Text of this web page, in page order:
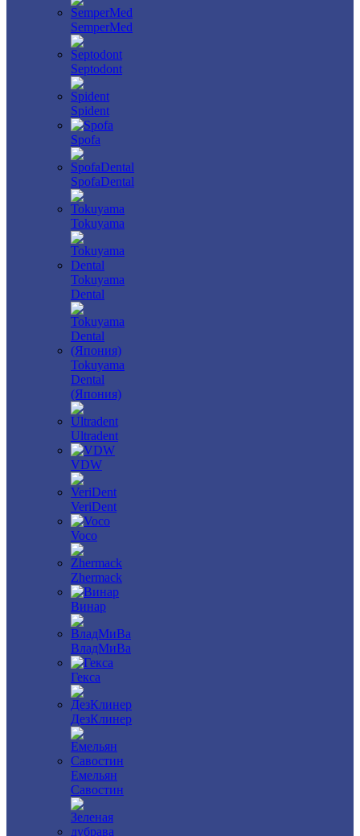
SemperMed
Septodont
Spident
Spofa
SpofaDental
Tokuyama
Tokuyama
Dental
Tokuyama
Dental
(Япония)
Ultradent
VDW
VeriDent
Voco
Zhermack
Винар
ВладМиВа
Гекса
ДезКлинер
Емельян
Савостин